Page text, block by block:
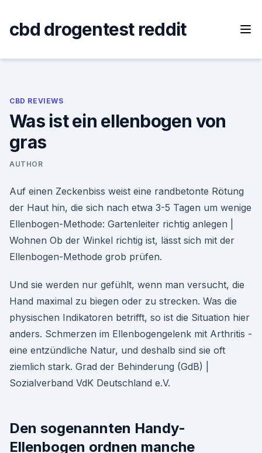
content
cbd drogentest reddit
CBD REVIEWS
Was ist ein ellenbogen von
gras
AUTHOR
Auf einen Zeckenbiss weist eine randbetonte Rötung
der Haut hin, die sich nach etwa 3-5 Tagen um wenige
Ellenbogen-Methode: Gartenleiter richtig anlegen |
Wohnen Ob der Winkel richtig ist, lässt sich mit der
Ellenbogen-Methode grob prüfen.
Und sie werden nur gefühlt, wenn man versucht, die
Hand maximal zu biegen oder zu strecken. Was die
physischen Indikatoren betrifft, so ist die Situation hier
anders. Schmerzen im Ellenbogengelenk mit Arthritis -
eine entzündliche Natur, und deshalb sind sie oft
ziemlich stark. Grad der Behinderung (GdB) |
Sozialverband VdK Deutschland e.V.
Den sogenannten Handy-
Ellenbogen ordnen manche